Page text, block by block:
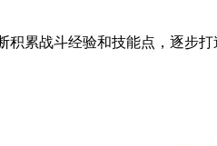
积累战斗经验和技能点，逐步